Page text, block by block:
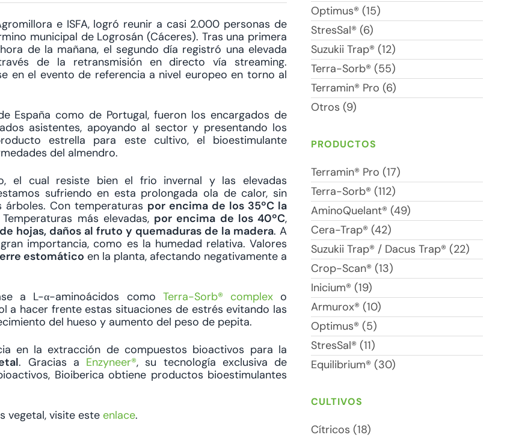
e ISFA, logró reunir a casi 2.000 personas de
municipal de Logrosán (Cáceres). Tras una primera
de la mañana, el segundo día registró una elevada
de la retransmisión en directo vía streaming.
en el evento de referencia a nivel europeo en torno al
España como de Portugal, fueron los encargados de
asistentes, apoyando al sector y presentando los
estrella para este cultivo, el bioestimulante
del almendro.
el cual resiste bien el frio invernal y las elevadas
sufriendo en esta prolongada ola de calor, sin
Con temperaturas por encima de los 35ºC la
más elevadas, por encima de los 40ºC,
hojas, daños al fruto y quemaduras de la madera. A
importancia, como es la humedad relativa. Valores
estomático en la planta, afectando negativamente a
a L-α-aminoácidos como Terra-Sorb® complexo
a hacer frente estas situaciones de estrés evitando las
del hueso y aumento del peso de pepita.
en la extracción de compuestos bioactivos para la
. Gracias a Enzyneer®, su tecnología exclusiva de
Bioiberica obtiene productos bioestimulantes
vegetal, visite este enlace.
Optimus® (15)
StresSal® (6)
Suzukii Trap® (12)
Terra-Sorb® (55)
Terramin® Pro (6)
Otros (9)
PRODUCTOS
Terramin® Pro (17)
Terra-Sorb® (112)
AminoQuelant® (49)
Cera-Trap® (42)
Suzukii Trap® / Dacus Trap® (22)
Crop-Scan® (13)
Inicium® (19)
Armurox® (10)
Optimus® (5)
StresSal® (11)
Equilibrium® (30)
CULTIVOS
Cítricos (18)